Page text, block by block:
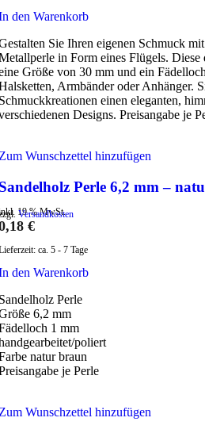
den Warenkorb
Sie Ihren eigenen Schmuck
in Form eines Flügels. Diese
Größe von 30 mm und ein
Armbänder oder Anhänger.
einen eleganten,
Designs. Preisangabe je
Wunschzettel hinzufügen
Perle 6,2 mm –
19 % MwSt.
Versandkosten
€
ca. 5 - 7 Tage
den Warenkorb
Perle
6,2 mm
1 mm
poliert
natur braun
je Perle
Wunschzettel hinzufügen